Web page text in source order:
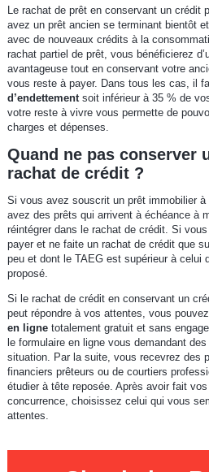
Le rachat de prêt en conservant un crédit
avez un prêt ancien se terminant bientôt
avec de nouveaux crédits à la
rachat partiel de prêt, vous bénéficierez
avantageuse tout en conservant votre
vous reste à payer. Dans tous les cas, il
d’endettementsoit inférieur à 35 % de
votre reste à vivre vous permette de
charges et dépenses.
Quand ne pas conserver
rachat de crédit ?
Si vous avez souscrit un prêt immobilier
avez des prêts qui arrivent à échéance à
réintégrer dans le rachat de crédit. Si
payer et ne faite un rachat de crédit que
peu et dont le TAEG est supérieur à celui
proposé.
Si le rachat de crédit en conservant un
peut répondre à vos attentes, vous
en lignetotalement gratuit et sans
le formulaire en ligne vous demandant
situation. Par la suite, vous recevrez des
financiers prêteurs ou de courtiers
étudier à tête reposée. Après avoir fait
concurrence, choisissez celui qui vous
attentes.